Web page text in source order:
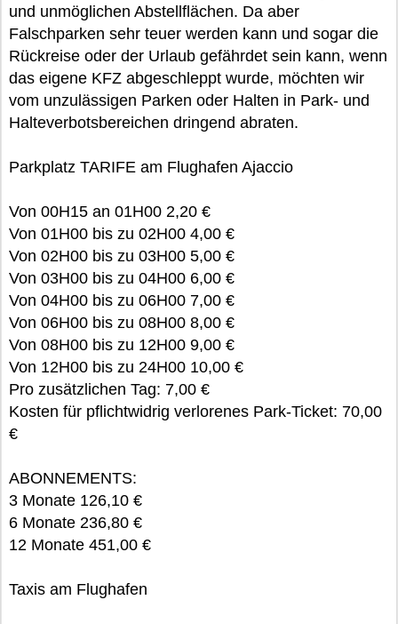
und unmöglichen Abstellflächen. Da aber
Falschparken sehr teuer werden kann und sogar die
Rückreise oder der Urlaub gefährdet sein kann, wenn
das eigene KFZ abgeschleppt wurde, möchten wir
vom unzulässigen Parken oder Halten in Park- und
Halteverbotsbereichen dringend abraten.
Parkplatz TARIFE am Flughafen Ajaccio
Von 00H15 an 01H00 2,20 €
Von 01H00 bis zu 02H00 4,00 €
Von 02H00 bis zu 03H00 5,00 €
Von 03H00 bis zu 04H00 6,00 €
Von 04H00 bis zu 06H00 7,00 €
Von 06H00 bis zu 08H00 8,00 €
Von 08H00 bis zu 12H00 9,00 €
Von 12H00 bis zu 24H00 10,00 €
Pro zusätzlichen Tag: 7,00 €
Kosten für pflichtwidrig verlorenes Park-Ticket: 70,00
€
ABONNEMENTS:
3 Monate 126,10 €
6 Monate 236,80 €
12 Monate 451,00 €
Taxis am Flughafen